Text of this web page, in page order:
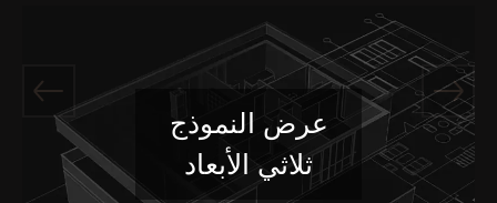
عرض النموذج
ثلاثي الأبعاد